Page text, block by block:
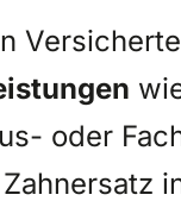
oder